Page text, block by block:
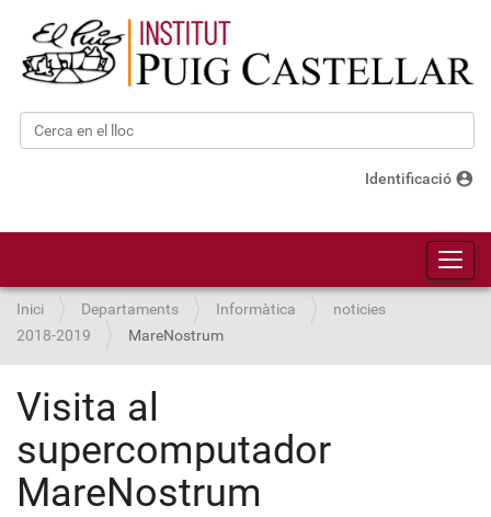
Cerca
Identificació account_circle
Inici Departaments Informàtica
noticies
2018-2019
MareNostrum
Visita al
supercomputador
MareNostrum